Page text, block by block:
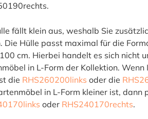
fällt klein aus, weshalb Sie
Die Hülle passt maximal für die
cm. Hierbei handelt es sich nicht
in L-Form der Kollektion.
die RHS260200links oder die
in L-Form kleiner ist, dann
oder RHS240170rechts.